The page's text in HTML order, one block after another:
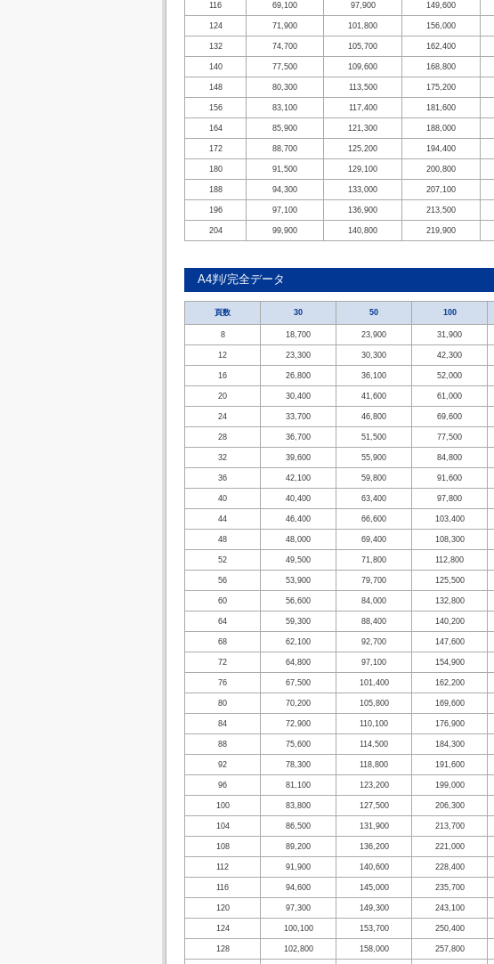
116 69,100 97,900 149,600
124 71,900 101,800 156,000
132 74,700 105,700 162,400
140 77,500 109,600 168,800
148 80,300 113,500 175,200
156 83,100 117,400 181,600
164 85,900 121,300 188,000
172 88,700 125,200 194,400
180 91,500 129,100 200,800
188 94,300 133,000 207,100
196 97,100 136,900 213,500
204 99,900 140,800 219,900
A4判/完全データ
頁数 30 50 100
8 18,700 23,900 31,900
12 23,300 30,300 42,300
16 26,800 36,100 52,000
20 30,400 41,600 61,000
24 33,700 46,800 69,600
28 36,700 51,500 77,500
32 39,600 55,900 84,800
36 42,100 59,800 91,600
40 40,400 63,400 97,800
44 46,400 66,600 103,400
48 48,000 69,400 108,300
52 49,500 71,800 112,800
56 53,900 79,700 125,500
60 56,600 84,000 132,800
64 59,300 88,400 140,200
68 62,100 92,700 147,600
72 64,800 97,100 154,900
76 67,500 101,400 162,200
80 70,200 105,800 169,600
84 72,900 110,100 176,900
88 75,600 114,500 184,300
92 78,300 118,800 191,600
96 81,100 123,200 199,000
100 83,800 127,500 206,300
104 86,500 131,900 213,700
108 89,200 136,200 221,000
112 91,900 140,600 228,400
116 94,600 145,000 235,700
120 97,300 149,300 243,100
124 100,100 153,700 250,400
128 102,800 158,000 257,800